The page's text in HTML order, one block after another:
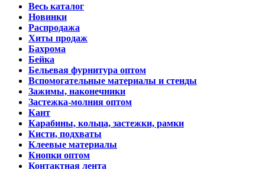
Весь каталог
Новинки
Распродажа
Хиты продаж
Бахрома
Бейка
Бельевая фурнитура оптом
Вспомогательные материалы и стенды
Зажимы, наконечники
Застежка-молния оптом
Кант
Карабины, кольца, застежки, рамки
Кисти, подхваты
Клеевые материалы
Кнопки оптом
Контактная лента